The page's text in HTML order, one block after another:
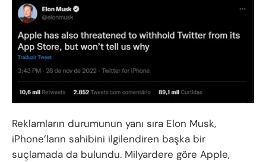
Reklamların durumunun yanı sıra Elon Musk,
iPhone’ların sahibini ilgilendiren başka bir
suçlamada da bulundu. Milyardere göre Apple,